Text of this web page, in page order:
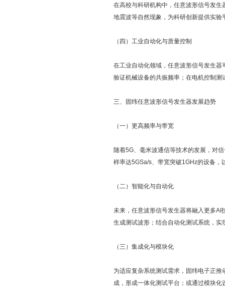
在高校与科研机构中，任意波形信号发
地震波等自然现象，为科研创新提供实
（四）工业自动化与质量控制
在工业自动化领域，任意波形信号发生
验证机械设备的共振频率；在电机控制
三、固纬任意波形信号发生器发展趋势
（一）更高频率与带宽
随着5G、毫米波通信等技术的发展，对
样率达5GSa/s、带宽突破1GHz的设备，
（二）智能化与自动化
未来，任意波形信号发生器将融入更多
生成测试波形；结合自动化测试系统，实
（三）集成化与模块化
为适应复杂系统测试需求，固纬电子正
成，形成一体化测试平台；或通过模块